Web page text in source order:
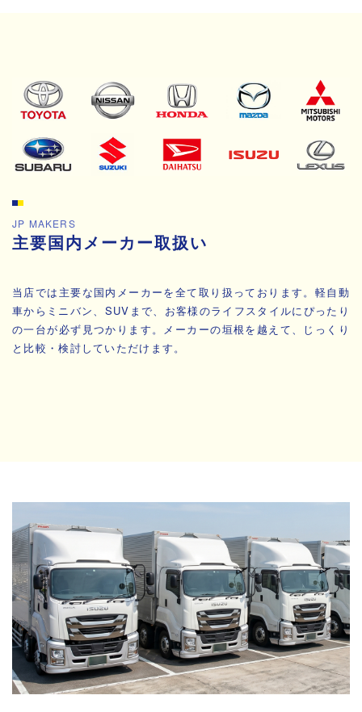
JP MAKERS
主要国内メーカー取扱い
当店では主要な国内メーカーを全て取り扱っております。軽自動
車からミニバン、SUVまで、お客様のライフスタイルにぴったり
の一台が必ず見つかります。メーカーの垣根を越えて、じっくり
と比較・検討していただけます。